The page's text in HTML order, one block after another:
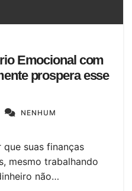
Emocional com
prospera esse
NENHUM
suas finanças
mesmo trabalhando
não…